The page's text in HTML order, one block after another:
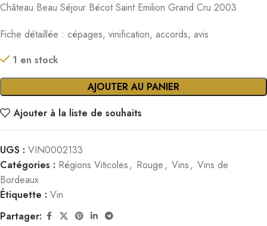
Château Beau Séjour Bécot Saint Emilion Grand Cru 2003
Fiche détaillée : cépages, vinification, accords, avis
1 en stock
AJOUTER AU PANIER
Ajouter à la liste de souhaits
UGS : VIN0002133
Catégories : Régions Viticoles, Rouge, Vins, Vins de
Bordeaux
Étiquette : Vin
Partager: